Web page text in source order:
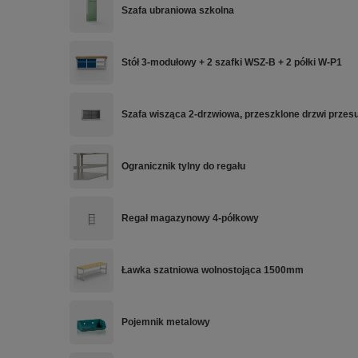
Szafa ubraniowa szkolna
Stół 3-modułowy + 2 szafki WSZ-B + 2 półki W-P1
Szafa wisząca 2-drzwiowa, przeszklone drzwi
Ogranicznik tylny do regału
Regał magazynowy 4-półkowy
Ławka szatniowa wolnostojąca 1500mm
Pojemnik metalowy